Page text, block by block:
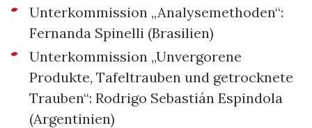
Unterkommission „Analysemethoden“:
Fernanda Spinelli (Brasilien)
Unterkommission „Unvergorene
Produkte, Tafeltrauben und getrocknete
Trauben“: Rodrigo Sebastián Espindola
(Argentinien)